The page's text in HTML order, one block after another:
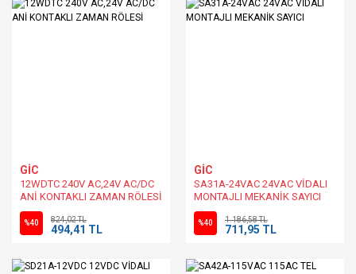
GİC
12WDTC 240V AC,24V AC/DC
ANİ KONTAKLI ZAMAN RÖLESİ
%40 824,02 TL
494,41 TL
GİC
SA31A-24VAC 24VAC VİDALI
MONTAJLI MEKANİK SAYICI
%40 1.186,58 TL
711,95 TL